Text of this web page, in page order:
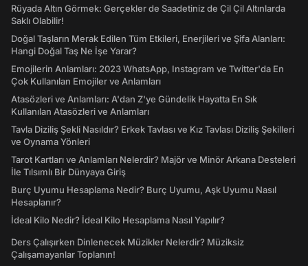
Rüyada Altın Görmek: Gerçekler de Saadetiniz de Çil Çil Altınlarda
Saklı Olabilir!
Doğal Taşların Merak Edilen Tüm Etkileri, Enerjileri ve Şifa Alanları:
Hangi Doğal Taş Ne İşe Yarar?
Emojilerin Anlamları: 2023 WhatsApp, Instagram ve Twitter'da En
Çok Kullanılan Emojiler ve Anlamları
Atasözleri ve Anlamları: A'dan Z'ye Gündelik Hayatta En Sık
Kullanılan Atasözleri ve Anlamları
Tavla Diziliş Şekli Nasıldır? Erkek Tavlası ve Kız Tavlası Diziliş Şekilleri
ve Oynama Yönleri
Tarot Kartları ve Anlamları Nelerdir? Majör ve Minör Arkana Desteleri
İle Tılsımlı Bir Dünyaya Giriş
Burç Uyumu Hesaplama Nedir? Burç Uyumu, Aşk Uyumu Nasıl
Hesaplanır?
İdeal Kilo Nedir? İdeal Kilo Hesaplama Nasıl Yapılır?
Ders Çalışırken Dinlenecek Müzikler Nelerdir? Müziksiz
Çalışamayanlar Toplanın!